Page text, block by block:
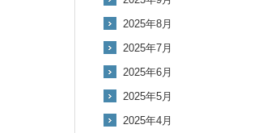
2025年8月
2025年7月
2025年6月
2025年5月
2025年4月